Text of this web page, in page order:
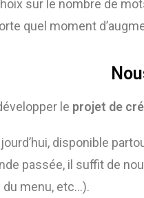
sur le nombre de
quel moment
le projet de
disponible
passée, il suffit de
menu, etc…).